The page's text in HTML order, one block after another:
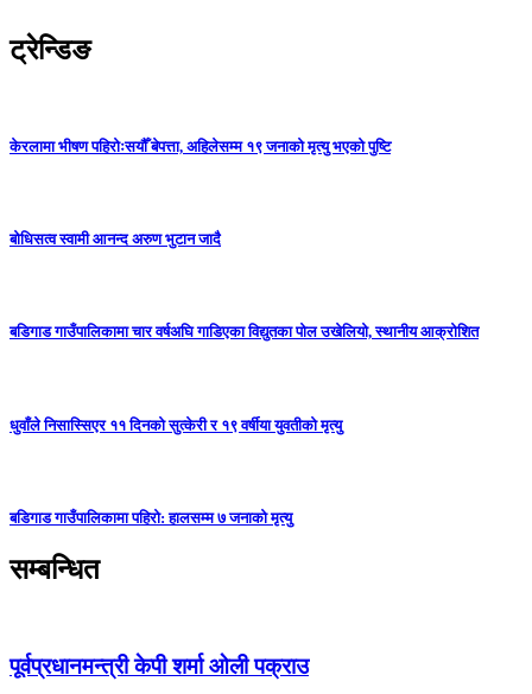
ट्रेन्डिङ
केरलामा भीषण पहिरोःसयौँ बेपत्ता, अहिलेसम्म १९ जनाको मृत्यु भएको पुष्टि
बोधिसत्व स्वामी आनन्द अरुण भुटान जादै
बडिगाड गाउँपालिकामा चार वर्षअघि गाडिएका विद्युतका पोल उखेलियो, स्थानीय आक्रोशित
धुवाँले निसास्सिएर ११ दिनको सुत्केरी र १९ वर्षीया युवतीको मृत्यु
बडिगाड गाउँपालिकामा पहिरो: हालसम्म ७ जनाको मृत्यु
सम्बन्धित
पूर्वप्रधानमन्त्री केपी शर्मा ओली पक्राउ